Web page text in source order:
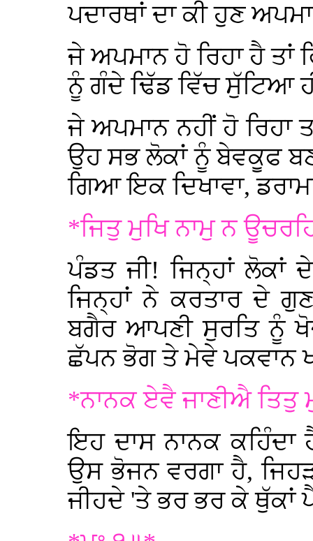
ਪਦਾਰਥਾਂ ਦਾ ਕੀ ਹੁਣ
ਜੇ ਅਪਮਾਨ ਹੋ ਰਿਹਾ ਹੈ ਤਾਂ
ਨੂੰ ਗੰਦੇ ਢਿੱਡ ਵਿੱਚ ਸੁੱਟਿਆ
ਜੇ ਅਪਮਾਨ ਨਹੀਂ ਹੋ ਰਿਹਾ
ਉਹ ਸਭ ਲੋਕਾਂ ਨੂੰ ਬੇਵਕੂਫ
ਗਿਆ ਇਕ ਦਿਖਾਵਾ,
*ਜਿਤੁ ਮੁਖਿ ਨਾਮੁ ਨ
ਪੰਡਤ ਜੀ! ਜਿਨ੍ਹਾਂ
ਜਿਨ੍ਹਾਂ ਨੇ ਕਰਤਾਰ ਦੇ
ਬਗੈਰ ਆਪਣੀ ਸੁਰਤਿ ਨੂੰ
ਛੱਪਨ ਭੋਗ ਤੇ ਮੇਵੇ ਪਕਵਾਨ
*ਨਾਨਕ ਏਵੈ ਜਾਣੀਐ ਤਿਤੁ
ਇਹ ਦਾਸ ਨਾਨਕ ਕਹਿੰਦਾ
ਉਸ ਭੋਜਨ ਵਰਗਾ ਹੈ,
ਜੀਹਦੇ 'ਤੇ ਭਰ ਭਰ ਕੇ ਥੁੱਕਾਂ